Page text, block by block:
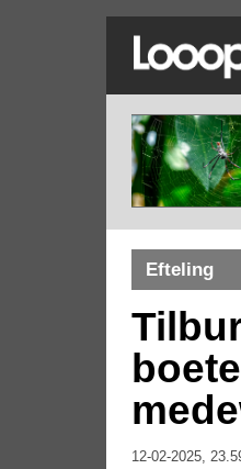
Efteling
12-02-2025,